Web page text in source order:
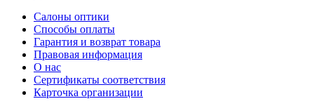
Салоны оптики
Способы оплаты
Гарантия и возврат товара
Правовая информация
О нас
Сертификаты соответствия
Карточка организации